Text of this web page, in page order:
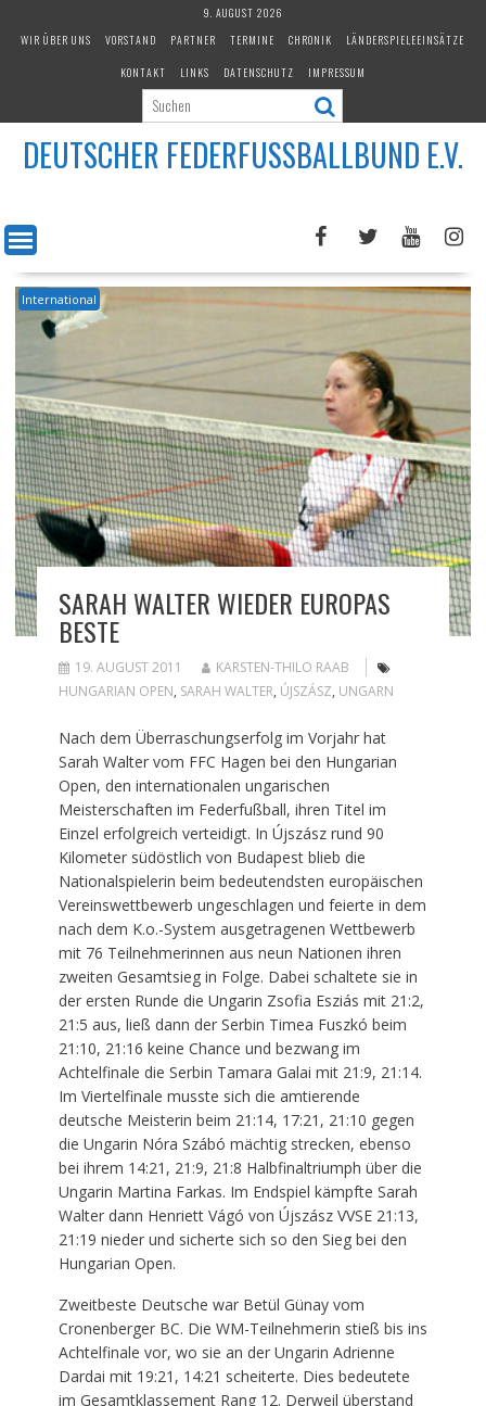
9. AUGUST 2026
WIR ÜBER UNS
VORSTAND PARTNER TERMINE CHRONIK
LÄNDERSPIELEEINSÄTZE
KONTAKT
LINKS DATENSCHUTZ IMPRESSUM
DEUTSCHER FEDERFUSSBALLBUND E.V.
International
SARAH WALTER WIEDER EUROPAS
BESTE
19. AUGUST 2011
KARSTEN-THILO RAAB
HUNGARIAN OPEN, SARAH WALTER, ÚJSZÁSZ, UNGARN
Nach dem Überraschungserfolg im Vorjahr hat
Sarah Walter vom FFC Hagen bei den Hungarian
Open, den internationalen ungarischen
Meisterschaften im Federfußball, ihren Titel im
Einzel erfolgreich verteidigt. In Újszász rund 90
Kilometer südöstlich von Budapest blieb die
Nationalspielerin beim bedeutendsten europäischen
Vereinswettbewerb ungeschlagen und feierte in dem
nach dem K.o.-System ausgetragenen Wettbewerb
mit 76 Teilnehmerinnen aus neun Nationen ihren
zweiten Gesamtsieg in Folge. Dabei schaltete sie in
der ersten Runde die Ungarin Zsofia Esziás mit 21:2,
21:5 aus, ließ dann der Serbin Timea Fuszkó beim
21:10, 21:16 keine Chance und bezwang im
Achtelfinale die Serbin Tamara Galai mit 21:9, 21:14.
Im Viertelfinale musste sich die amtierende
deutsche Meisterin beim 21:14, 17:21, 21:10 gegen
die Ungarin Nóra Szábó mächtig strecken, ebenso
bei ihrem 14:21, 21:9, 21:8 Halbfinaltriumph über die
Ungarin Martina Farkas. Im Endspiel kämpfte Sarah
Walter dann Henriett Vágó von Újszász VVSE 21:13,
21:19 nieder und sicherte sich so den Sieg bei den
Hungarian Open.
Zweitbeste Deutsche war Betül Günay vom
Cronenberger BC. Die WM-Teilnehmerin stieß bis ins
Achtelfinale vor, wo sie an der Ungarin Adrienne
Dardai mit 19:21, 14:21 scheiterte. Dies bedeutete
im Gesamtklassement Rang 12. Derweil überstand